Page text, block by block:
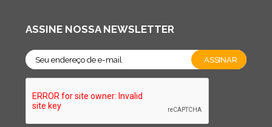
ASSINE NOSSA NEWSLETTER